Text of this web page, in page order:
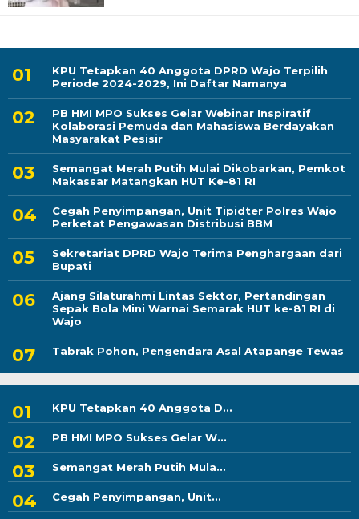
KPU Tetapkan 40 Anggota DPRD Wajo Terpilih
Periode 2024-2029, Ini Daftar Namanya
PB HMI MPO Sukses Gelar Webinar Inspiratif
Kolaborasi Pemuda dan Mahasiswa Berdayakan
Masyarakat Pesisir
Semangat Merah Putih Mulai Dikobarkan, Pemkot
Makassar Matangkan HUT Ke-81 RI
Cegah Penyimpangan, Unit Tipidter Polres Wajo
Perketat Pengawasan Distribusi BBM
Sekretariat DPRD Wajo Terima Penghargaan dari
Bupati
Ajang Silaturahmi Lintas Sektor, Pertandingan
Sepak Bola Mini Warnai Semarak HUT ke-81 RI di
Wajo
Tabrak Pohon, Pengendara Asal Atapange Tewas
KPU Tetapkan 40 Anggota D...
PB HMI MPO Sukses Gelar W...
Semangat Merah Putih Mula...
Cegah Penyimpangan, Unit...